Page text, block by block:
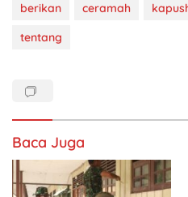
berikan ceramah
tentang
Baca Juga